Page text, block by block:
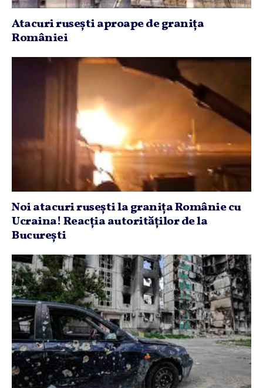
Atacuri ruseşti aproape de graniţa
României
Noi atacuri ruseşti la graniţa Românie cu
Ucraina! Reacţia autorităţilor de la
Bucureşti